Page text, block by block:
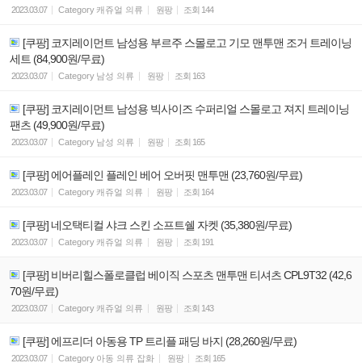
2023.03.07 Category 캐쥬얼 의류 원팡 조회 144
[쿠팡] 코지레이먼트 남성용 부르주 스몰로고 기모 맨투맨 조거 트레이닝
세트 (84,900원/무료)
2023.03.07 Category 남성 의류 원팡 조회 163
[쿠팡] 코지레이먼트 남성용 빅사이즈 수퍼리얼 스몰로고 져지 트레이닝
팬츠 (49,900원/무료)
2023.03.07 Category 남성 의류 원팡 조회 165
[쿠팡] 에어플레인 플레인 베어 오버핏 맨투맨 (23,760원/무료)
2023.03.07 Category 캐쥬얼 의류 원팡 조회 164
[쿠팡] 네오택티컬 샤크 스킨 소프트쉘 자켓 (35,380원/무료)
2023.03.07 Category 캐쥬얼 의류 원팡 조회 191
[쿠팡] 비버리힐스폴로클럽 베이직 스포츠 맨투맨 티셔츠 CPL9T32 (42,6
70원/무료)
2023.03.07 Category 캐쥬얼 의류 원팡 조회 143
[쿠팡] 에프리더 아동용 TP 트리플 패딩 바지 (28,260원/무료)
2023.03.07 Category 아동 의류 잡화 원팡 조회 165